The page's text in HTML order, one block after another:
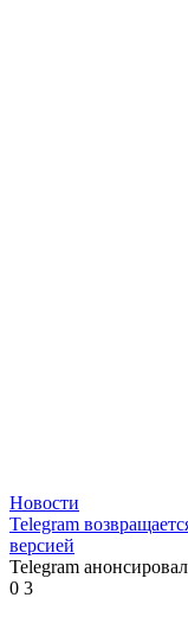
Новости
Telegram
версией
Telegram
0 3